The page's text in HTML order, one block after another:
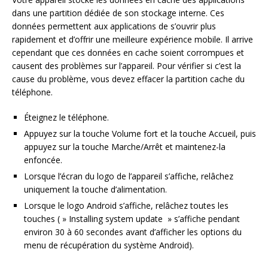
dans une partition dédiée de son stockage interne. Ces
données permettent aux applications de s’ouvrir plus
rapidement et d’offrir une meilleure expérience mobile. Il arrive
cependant que ces données en cache soient corrompues et
causent des problèmes sur l’appareil. Pour vérifier si c’est la
cause du problème, vous devez effacer la partition cache du
téléphone.
Éteignez le téléphone.
Appuyez sur la touche Volume fort et la touche Accueil, puis
appuyez sur la touche Marche/Arrêt et maintenez-la
enfoncée.
Lorsque l’écran du logo de l’appareil s’affiche, relâchez
uniquement la touche d’alimentation.
Lorsque le logo Android s’affiche, relâchez toutes les
touches ( » Installing system update » s’affiche pendant
environ 30 à 60 secondes avant d’afficher les options du
menu de récupération du système Android).